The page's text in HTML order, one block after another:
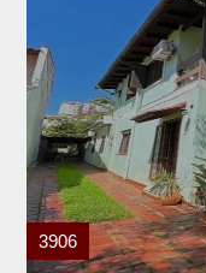
3906